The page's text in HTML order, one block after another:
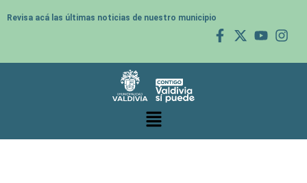
Revisa acá las últimas noticias de nuestro municipio